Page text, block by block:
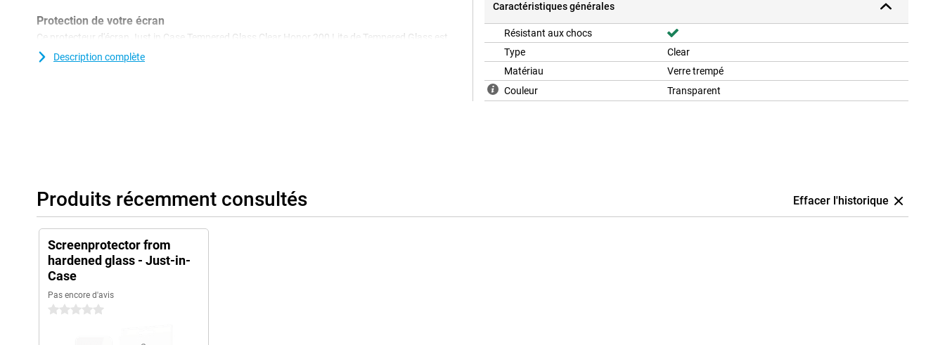
Protection de votre écran
Ce protecteur d'écran Just in Case Tempered Glass Clear Honor 200 Lite de Tempered Glass est
une fine couche de verre qui offre à votre écran une protection optimale contre les dommages
causés par les chutes sur votre écran ! En outre, le panneau de verre est presque invisible sur votre
Description complète
Caractéristiques générales
Résistant aux chocs
Type
Clear
Matériau
Verre trempé
Couleur
Transparent
Produits récemment consultés Effacer l'historique
Screenprotector from
hardened glass - Just-in-
Case
Pas encore d'avis
0 étoiles